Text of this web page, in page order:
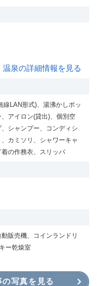
温泉の詳細情報を見る
線LAN形式)、湯沸かしポッ
アイロン(貸出)、個別空
シャンプー、コンディシ
カミソリ、シャワーキャ
の作務衣、スリッパ
販売機、コインランドリ
ー乾燥室
写真を見る